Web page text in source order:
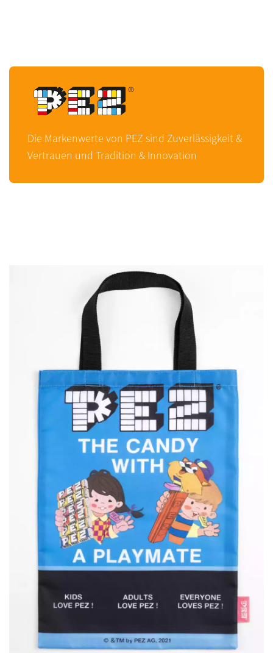
Die Markenwerte von PEZ sind Zuverlässigkeit &
Vertrauen und Tradition & Innovation